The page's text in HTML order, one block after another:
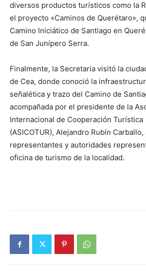
diversos productos turísticos como la
el proyecto «Caminos de Querétaro»,
Camino Iniciático de Santiago en
de San Junípero Serra.
Finalmente, la Secretaria visitó la
de Cea, donde conoció la
señalética y trazo del Camino de
acompañada por el presidente de la
Internacional de Cooperación Turística
(ASICOTUR), Alejandro Rubín Carballo,
representantes y autoridades
oficina de turismo de la localidad.